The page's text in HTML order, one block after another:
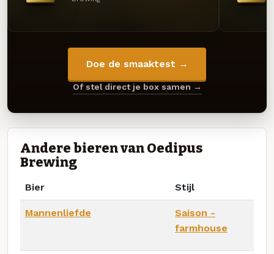
Doe de smaaktest →
Of stel direct je box samen →
Andere bieren van Oedipus
Brewing
Bier Stijl
Mannenliefde
Saison -
farmhouse